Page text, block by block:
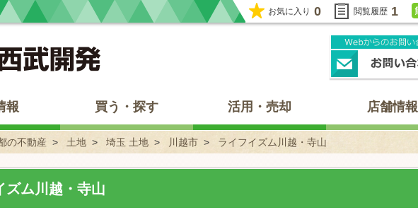
お気に入り 0 閲覧履歴 1
報 買う・探す 活用・売却 店舗情報
の不動産 土地 埼玉 土地 川越市 ライフイズム川越・寺山
ズム川越・寺山